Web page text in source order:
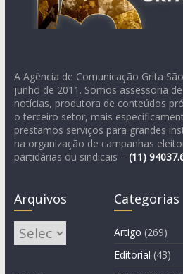
A Agência de Comunicação Grita
junho de 2011. Somos assessoria
notícias, produtora de conteúdos
o terceiro setor, mais
prestamos serviços para grandes
na organização de campanhas
partidárias ou sindicais – (11)
Arquivos
Arquivos
Categorias
Artigo (269)
Editorial (43)